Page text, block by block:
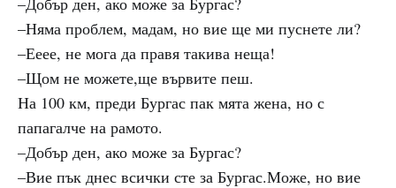
–Няма проблем, мадам, но вие ще ми пуснете ли?
–Ееее, не мога да правя такива неща!
–Щом не можете,ще вървите пеш.
На 100 км, преди Бургас пак мята жена, но с
папагалче на рамото.
–Добър ден, ако може за Бургас?
–Вие пък днес всички сте за Бургас.Може, но вие